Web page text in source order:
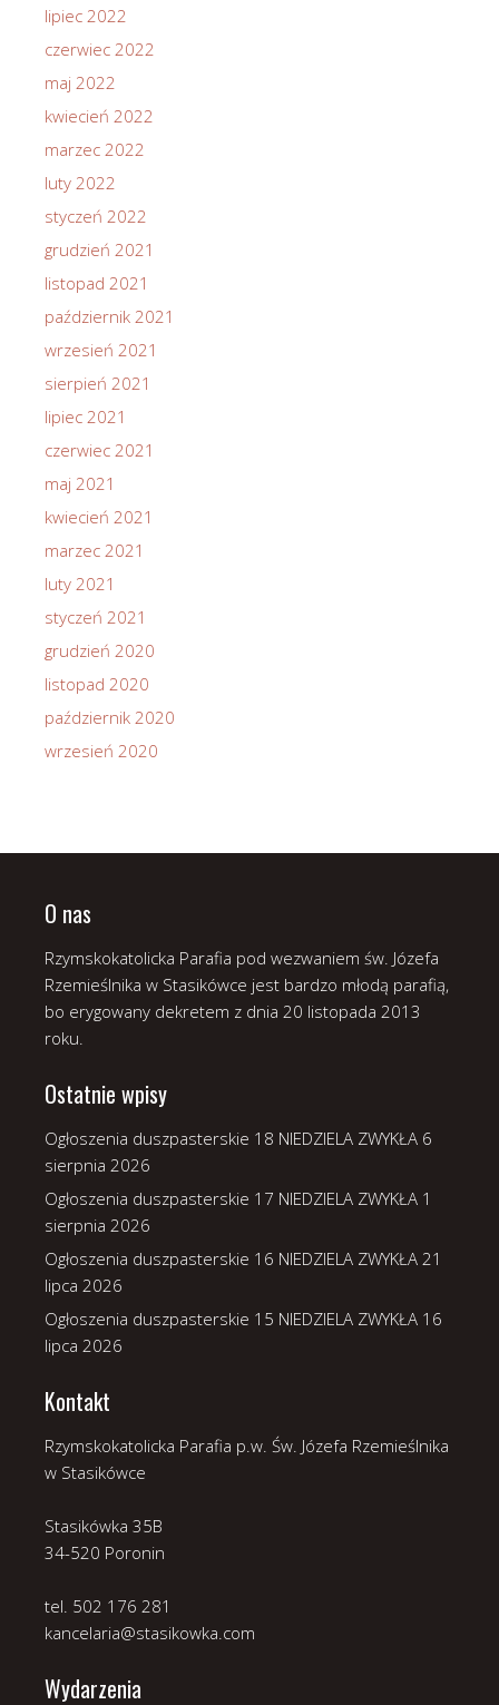
lipiec 2022
czerwiec 2022
maj 2022
kwiecień 2022
marzec 2022
luty 2022
styczeń 2022
grudzień 2021
listopad 2021
październik 2021
wrzesień 2021
sierpień 2021
lipiec 2021
czerwiec 2021
maj 2021
kwiecień 2021
marzec 2021
luty 2021
styczeń 2021
grudzień 2020
listopad 2020
październik 2020
wrzesień 2020
O nas
Rzymskokatolicka Parafia pod wezwaniem św. Józefa
Rzemieślnika w Stasikówce jest bardzo młodą parafią,
bo erygowany dekretem z dnia 20 listopada 2013
roku.
Ostatnie wpisy
Ogłoszenia duszpasterskie 18 NIEDZIELA ZWYKŁA 6
sierpnia 2026
Ogłoszenia duszpasterskie 17 NIEDZIELA ZWYKŁA 1
sierpnia 2026
Ogłoszenia duszpasterskie 16 NIEDZIELA ZWYKŁA 21
lipca 2026
Ogłoszenia duszpasterskie 15 NIEDZIELA ZWYKŁA 16
lipca 2026
Kontakt
Rzymskokatolicka Parafia p.w. Św. Józefa Rzemieślnika
w Stasikówce
Stasikówka 35B
34-520 Poronin
tel. 502 176 281
kancelaria@stasikowka.com
Wydarzenia